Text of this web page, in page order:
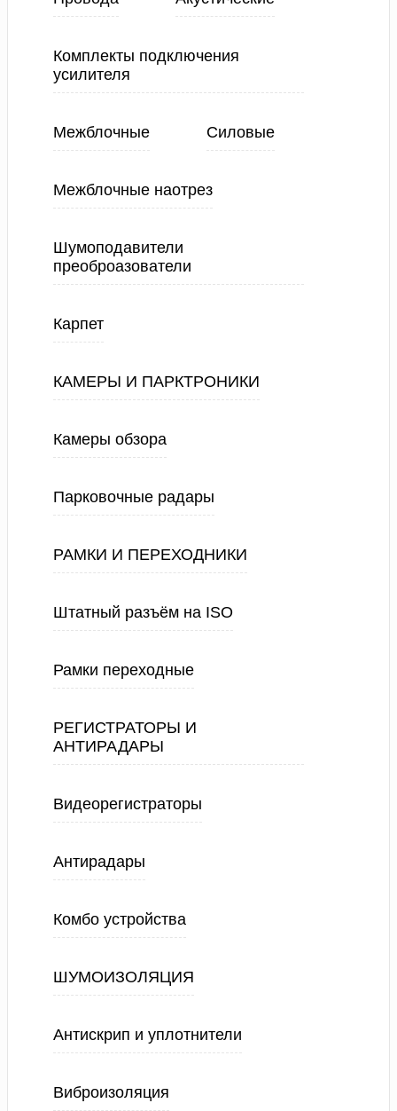
Комплекты подключения
усилителя
Межблочные Силовые
Межблочные наотрез
Шумоподавители
преоброазователи
Карпет
КАМЕРЫ И ПАРКТРОНИКИ
Камеры обзора
Парковочные радары
РАМКИ И ПЕРЕХОДНИКИ
Штатный разъём на ISO
Рамки переходные
РЕГИСТРАТОРЫ И
АНТИРАДАРЫ
Видеорегистраторы
Антирадары
Комбо устройства
ШУМОИЗОЛЯЦИЯ
Антискрип и уплотнители
Виброизоляция